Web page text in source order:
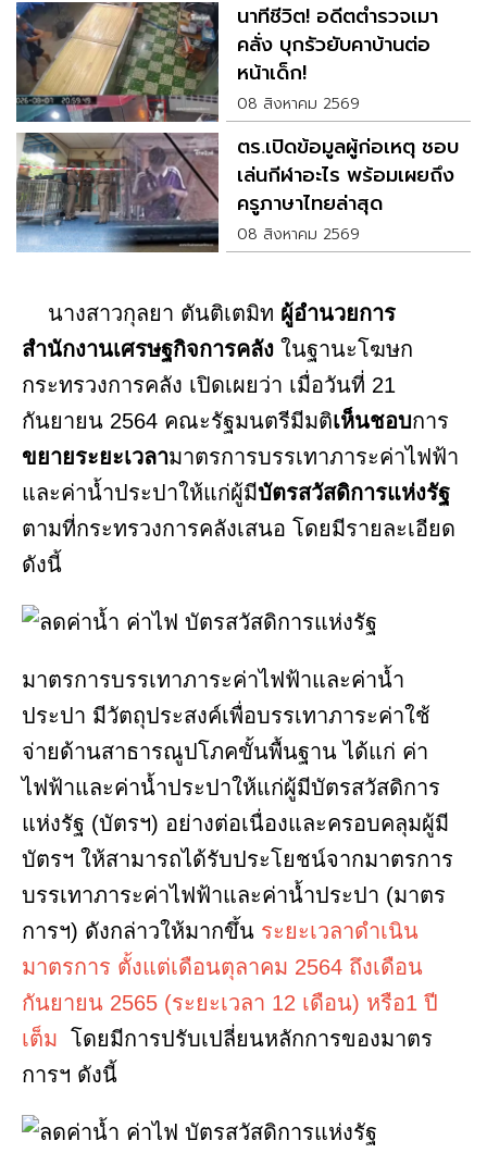
นาทีชีวิต! อดีตตำรวจเมา
คลั่ง บุกรัวยับคาบ้านต่อ
หน้าเด็ก!
08 สิงหาคม 2569
ตร.เปิดข้อมูลผู้ก่อเหตุ ชอบ
เล่นกีฬาอะไร พร้อมเผยถึง
ครูภาษาไทยล่าสุด
08 สิงหาคม 2569
นางสาวกุลยา ตันติเตมิท ผู้อำนวยการ
สำนักงานเศรษฐกิจการคลัง ในฐานะโฆษก
กระทรวงการคลัง เปิดเผยว่า เมื่อวันที่ 21
กันยายน 2564 คณะรัฐมนตรีมีมติเห็นชอบการ
ขยายระยะเวลามาตรการบรรเทาภาระค่าไฟฟ้า
และค่าน้ำประปาให้แก่ผู้มีบัตรสวัสดิการแห่งรัฐ
ตามที่กระทรวงการคลังเสนอ โดยมีรายละเอียด
ดังนี้
มาตรการบรรเทาภาระค่าไฟฟ้าและค่าน้ำ
ประปา มีวัตถุประสงค์เพื่อบรรเทาภาระค่าใช้
จ่ายด้านสาธารณูปโภคขั้นพื้นฐาน ได้แก่ ค่า
ไฟฟ้าและค่าน้ำประปาให้แก่ผู้มีบัตรสวัสดิการ
แห่งรัฐ (บัตรฯ) อย่างต่อเนื่องและครอบคลุมผู้มี
บัตรฯ ให้สามารถได้รับประโยชน์จากมาตรการ
บรรเทาภาระค่าไฟฟ้าและค่าน้ำประปา (มาตร
การฯ) ดังกล่าวให้มากขึ้น ระยะเวลาดำเนิน
มาตรการ ตั้งแต่เดือนตุลาคม 2564 ถึงเดือน
กันยายน 2565 (ระยะเวลา 12 เดือน) หรือ1 ปี
เต็ม โดยมีการปรับเปลี่ยนหลักการของมาตร
การฯ ดังนี้